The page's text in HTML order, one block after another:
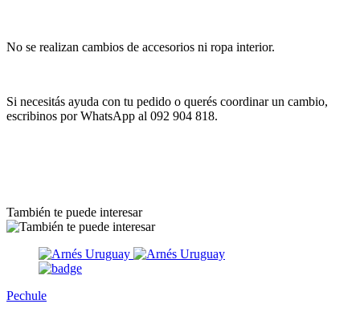
No se realizan cambios de accesorios ni ropa interior.
Si necesitás ayuda con tu pedido o querés coordinar un cambio,
escribinos por WhatsApp al 092 904 818.
También te puede interesar
Pechule